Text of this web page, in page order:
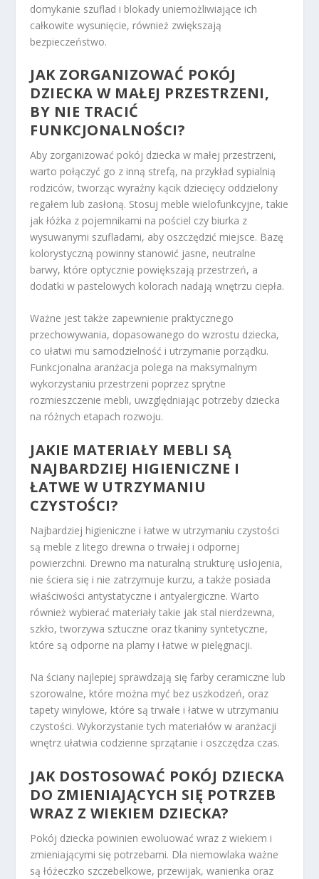
domykanie szuflad i blokady uniemożliwiające ich
całkowite wysunięcie, również zwiększają
bezpieczeństwo.
JAK ZORGANIZOWAĆ POKÓJ
DZIECKA W MAŁEJ PRZESTRZENI,
BY NIE TRACIĆ
FUNKCJONALNOŚCI?
Aby zorganizować pokój dziecka w małej przestrzeni,
warto połączyć go z inną strefą, na przykład sypialnią
rodziców, tworząc wyraźny kącik dziecięcy oddzielony
regałem lub zasłoną. Stosuj meble wielofunkcyjne, takie
jak łóżka z pojemnikami na pościel czy biurka z
wysuwanymi szufladami, aby oszczędzić miejsce. Bazę
kolorystyczną powinny stanowić jasne, neutralne
barwy, które optycznie powiększają przestrzeń, a
dodatki w pastelowych kolorach nadają wnętrzu ciepła.
Ważne jest także zapewnienie praktycznego
przechowywania, dopasowanego do wzrostu dziecka,
co ułatwi mu samodzielność i utrzymanie porządku.
Funkcjonalna aranżacja polega na maksymalnym
wykorzystaniu przestrzeni poprzez sprytne
rozmieszczenie mebli, uwzględniając potrzeby dziecka
na różnych etapach rozwoju.
JAKIE MATERIAŁY MEBLI SĄ
NAJBARDZIEJ HIGIENICZNE I
ŁATWE W UTRZYMANIU
CZYSTOŚCI?
Najbardziej higieniczne i łatwe w utrzymaniu czystości
są meble z litego drewna o trwałej i odpornej
powierzchni. Drewno ma naturalną strukturę usłojenia,
nie ściera się i nie zatrzymuje kurzu, a także posiada
właściwości antystatyczne i antyalergiczne. Warto
również wybierać materiały takie jak stal nierdzewna,
szkło, tworzywa sztuczne oraz tkaniny syntetyczne,
które są odporne na plamy i łatwe w pielęgnacji.
Na ściany najlepiej sprawdzają się farby ceramiczne lub
szorowalne, które można myć bez uszkodzeń, oraz
tapety winylowe, które są trwałe i łatwe w utrzymaniu
czystości. Wykorzystanie tych materiałów w aranżacji
wnętrz ułatwia codzienne sprzątanie i oszczędza czas.
JAK DOSTOSOWAĆ POKÓJ DZIECKA
DO ZMIENIAJĄCYCH SIĘ POTRZEB
WRAZ Z WIEKIEM DZIECKA?
Pokój dziecka powinien ewoluować wraz z wiekiem i
zmieniającymi się potrzebami. Dla niemowlaka ważne
są łóżeczko szczebelkowe, przewijak, wanienka oraz